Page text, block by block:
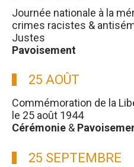
Journée nationale à la
crimes racistes &
Justes
Pavoisement
25 AOÛT
Commémoration de la
le 25 août 1944
Cérémonie &
25 SEPTEMBRE